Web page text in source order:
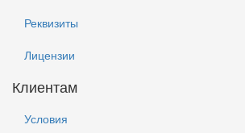
Реквизиты
Лицензии
Клиентам
Условия